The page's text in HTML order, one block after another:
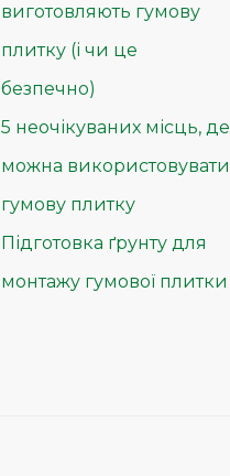
виготовляють гумову
плитку (і чи це
безпечно)
5 неочікуваних місць, де
можна використовувати
гумову плитку
Підготовка ґрунту для
монтажу гумової плитки